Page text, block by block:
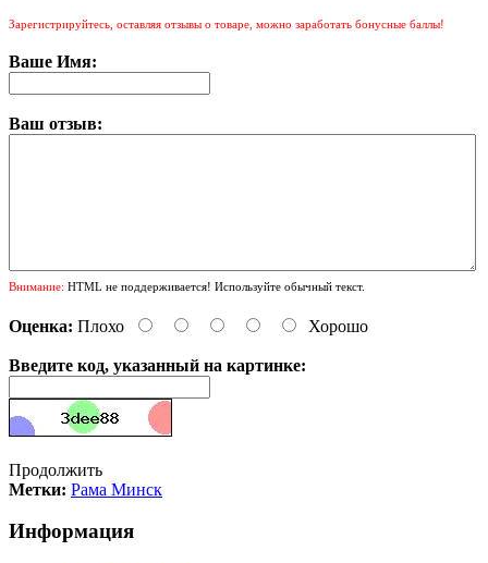
Зарегистрируйтесь, оставляя отзывы о товаре, можно заработать бонусные баллы!
Ваше Имя:
Ваш отзыв:
Внимание: HTML не поддерживается! Используйте обычный текст.
Оценка: Плохо Хорошо
Введите код, указанный на картинке:
Продолжить
Метки: Рама Минск
Информация